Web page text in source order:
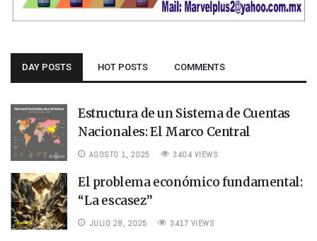
DAY POSTS HOT POSTS COMMENTS
Estructura de un Sistema de Cuentas
Nacionales: El Marco Central
AGOSTO 1, 2025 3404 VIEWS
El problema económico fundamental:
“La escasez”
JULIO 28, 2025 3417 VIEWS